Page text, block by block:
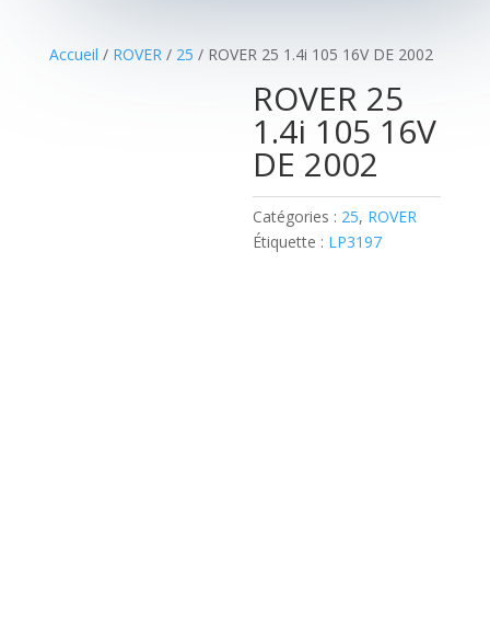
Accueil / ROVER / 25 / ROVER 25 1.4i 105 16V DE 2002
ROVER 25
1.4i 105 16V
DE 2002
Catégories : 25, ROVER
Étiquette : LP3197